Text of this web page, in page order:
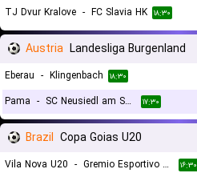
TJ Dvur Kralove - FC Slavia HK ۱۸:۳۰
Austria Landesliga Burgenland
Eberau - Klingenbach ۱۸:۳۰
Pama - SC Neusiedl am See 1919 ۱۷:۳۰
Brazil Copa Goias U20
Vila Nova U20 - Gremio Esportivo Anapolis FC U20 ۱۶:۳۰